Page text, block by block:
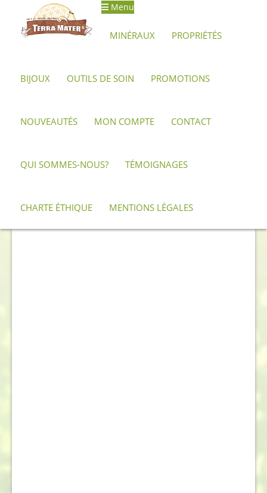
Aller
Aller
au
Menu
MINÉRAUX PROPRIÉTÉS
BIJOUX OUTILS DE SOIN PROMOTIONS
NOUVEAUTÉS MON COMPTE CONTACT
QUI SOMMES-NOUS? TÉMOIGNAGES
CHARTE ÉTHIQUE MENTIONS LÉGALES
Accueil Archives Petite druse d’améthyste d’Uruguay 7,5 cm